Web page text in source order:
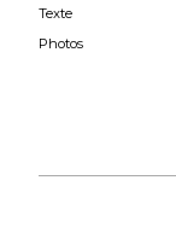
Texte
Photos